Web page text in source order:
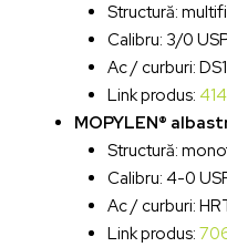
Structură:
Calibru: 3/0
Ac / curburi:
Link produs:
MOPYLEN®
Structură:
Calibru: 4-0
Ac / curburi:
Link produs: